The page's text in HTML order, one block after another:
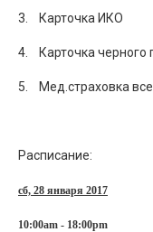
3. Карточка ИКО
4. Карточка черного
5. Мед.страховка
Расписание:
сб, 28 января 2017
10:00am - 18:00pm